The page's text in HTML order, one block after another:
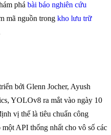
phá bài báo nghiên cứu
mã nguồn trong kho lưu trữ
bởi Glenn Jocher, Ayush
YOLOv8 ra mắt vào ngày 10
vị thế là tiêu chuẩn công
API thống nhất cho vô số các